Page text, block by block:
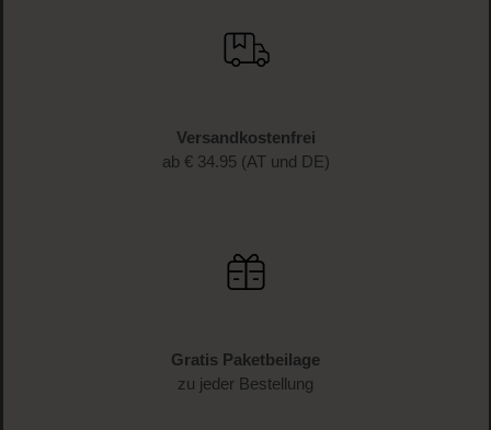
Versandkostenfrei
ab € 34.95 (AT und DE)
Gratis Paketbeilage
zu jeder Bestellung